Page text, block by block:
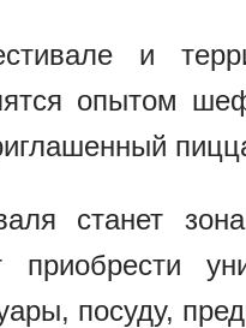
и
опытом
станет
приобрести
посуду,